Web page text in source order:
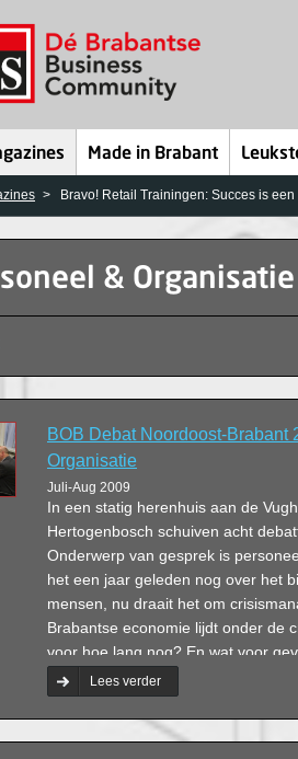
Made in Brabant
Bravo! Retail Trainingen: Succes is een
& Organisatie
BOB Debat Noordoost-Brabant
Organisatie
Juli-Aug 2009
In een statig herenhuis aan de
Hertogenbosch schuiven acht
Onderwerp van gesprek is
het een jaar geleden nog over het
mensen, nu draait het om
Brabantse economie lijdt onder de
voor hoe lang nog? En wat voor
personeelbeleid?
Lees verder